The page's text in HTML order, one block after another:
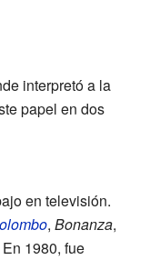
interpretó a la
papel en dos
en televisión.
, Bonanza,
En 1980, fue